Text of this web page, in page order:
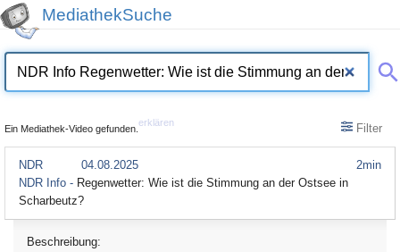
MediathekSuche
Ein Mediathek-Video gefunden.
erklären Filter
2min
NDR
04.08.2025
NDR Info - Regenwetter: Wie ist die Stimmung an der Ostsee in
Scharbeutz?
Beschreibung: